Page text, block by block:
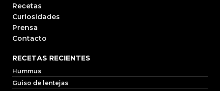
Recetas
Curiosidades
Prensa
Contacto
RECETAS RECIENTES
Hummus
Guiso de lentejas